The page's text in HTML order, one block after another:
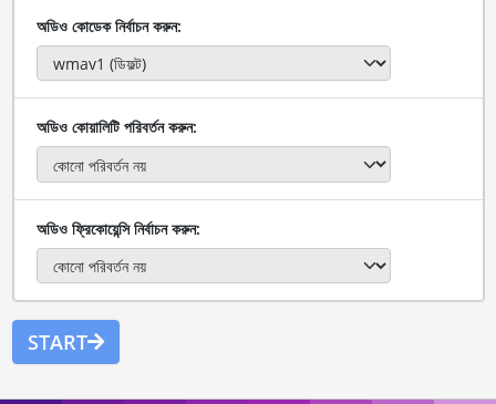
অডিও কোডেক নির্বাচন করুন:
অডিও কোয়ালিটি পরিবর্তন করুন:
অডিও ফ্রিকোয়েন্সি নির্বাচন করুন:
START